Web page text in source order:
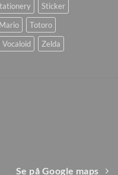
Sticker
Totoro
Vocaloid Zelda
Se på Google maps